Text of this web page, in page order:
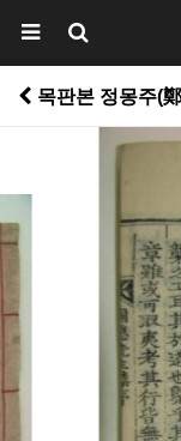
목판본 정몽주(鄭夢